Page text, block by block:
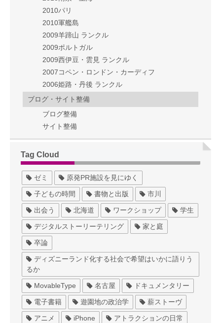
2010パリ
2010軍艦島
2009羊蹄山 ランクル
2009ポルトガル
2009西伊豆・雲見 ランクル
2007コペン・ロンドン・カーディフ
2006姫路・丹後 ランクル
ブログ・サイト整備
ブログ整備
サイト整備
Tag Cloud
ゼミ 原発PR施設を見にゆく
子どもの時間 書物と出版 市川
出会う 北海道 ワークショップ 学生
デジタルストーリーテリング 家と庭
卒論
ディズニーランド化する社会で希望はいかに語りう
るか
MovableType 名古屋 ドキュメンタリー
電子書籍 遊園地の政治学 薪ストーヴ
アニメ iPhone アトラクションの日常